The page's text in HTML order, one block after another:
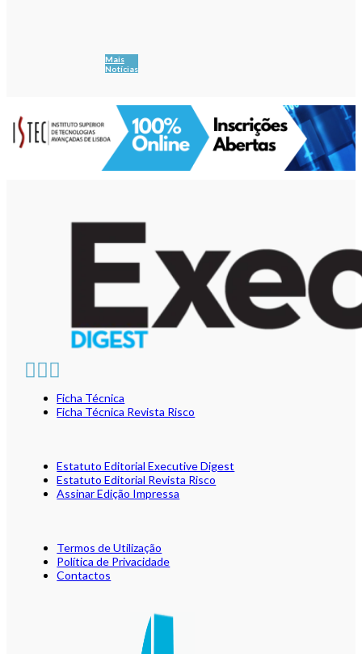
Mais
Notícias
Ficha Técnica
Ficha Técnica Revista Risco
Estatuto Editorial Executive Digest
Estatuto Editorial Revista Risco
Assinar Edição Impressa
Termos de Utilização
Política de Privacidade
Contactos